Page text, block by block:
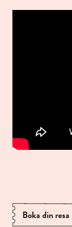
Boka din resa